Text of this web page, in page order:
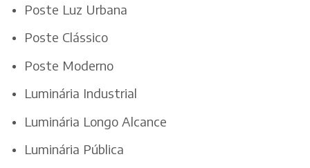
Poste Luz Urbana
Poste Clássico
Poste Moderno
Luminária Industrial
Luminária Longo Alcance
Luminária Pública